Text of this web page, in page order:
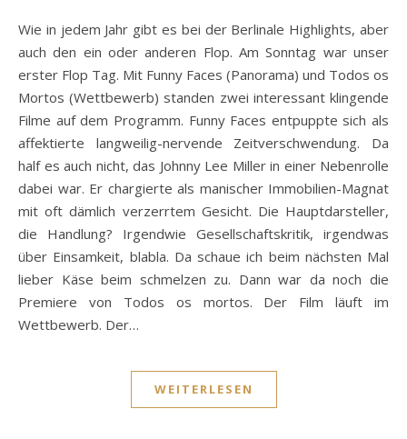
Wie in jedem Jahr gibt es bei der Berlinale Highlights, aber
auch den ein oder anderen Flop. Am Sonntag war unser
erster Flop Tag. Mit Funny Faces (Panorama) und Todos os
Mortos (Wettbewerb) standen zwei interessant klingende
Filme auf dem Programm. Funny Faces entpuppte sich als
affektierte langweilig-nervende Zeitverschwendung. Da
half es auch nicht, das Johnny Lee Miller in einer Nebenrolle
dabei war. Er chargierte als manischer Immobilien-Magnat
mit oft dämlich verzerrtem Gesicht. Die Hauptdarsteller,
die Handlung? Irgendwie Gesellschaftskritik, irgendwas
über Einsamkeit, blabla. Da schaue ich beim nächsten Mal
lieber Käse beim schmelzen zu. Dann war da noch die
Premiere von Todos os mortos. Der Film läuft im
Wettbewerb. Der…
WEITERLESEN